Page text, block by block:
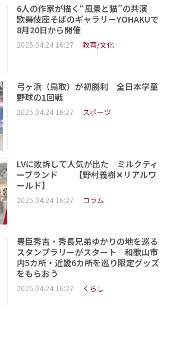
6人の作家が描く“風景と猫”の共演
歌舞伎座そばのギャラリーYOHAKUで
8月20日から開催
2025.04.24 16:27 教育/文化
弓ヶ浜（鳥取）が初勝利 全日本学童
野球の1回戦
2025.04.24 16:27 スポーツ
LVに敗訴して人気が出た ミルクティ
ーブランド 【野村義樹✕リアルワ
ールド】
2025.04.24 16:27 コラム
豊臣秀吉・秀長兄弟ゆかりの地を巡る
スタンプラリーがスタート 和歌山市
内5カ所・近畿6カ所を巡り限定グッズ
をもらおう
2025.04.24 16:27 くらし